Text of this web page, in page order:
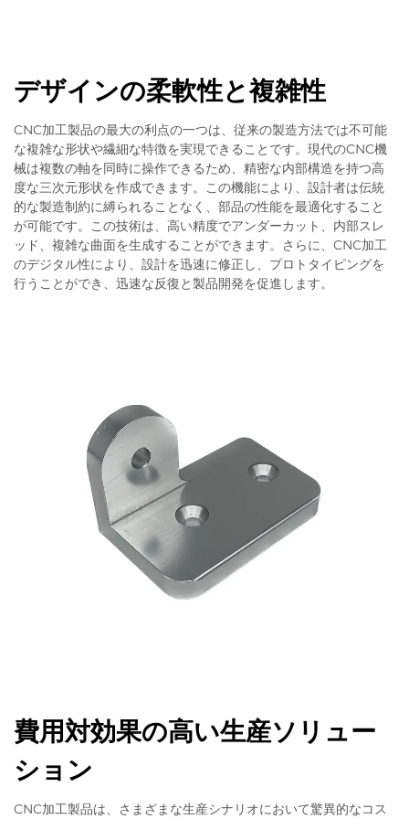
デザインの柔軟性と複雑性
CNC加工製品の最大の利点の一つは、従来の製造方法では不可能
な複雑な形状や繊細な特徴を実現できることです。現代のCNC機
械は複数の軸を同時に操作できるため、精密な内部構造を持つ高
度な三次元形状を作成できます。この機能により、設計者は伝統
的な製造制約に縛られることなく、部品の性能を最適化すること
が可能です。この技術は、高い精度でアンダーカット、内部スレ
ッド、複雑な曲面を生成することができます。さらに、CNC加工
のデジタル性により、設計を迅速に修正し、プロトタイピングを
行うことができ、迅速な反復と製品開発を促進します。
費用対効果の高い生産ソリュー
ション
CNC加工製品は、さまざまな生産シナリオにおいて驚異的なコス